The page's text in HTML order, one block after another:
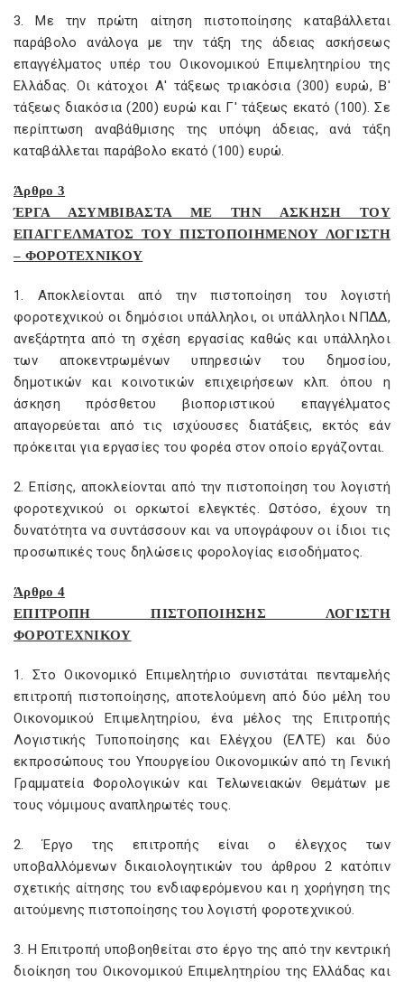
3. Με την πρώτη αίτηση πιστοποίησης καταβάλλεται
παράβολο ανάλογα με την τάξη της άδειας ασκήσεως
επαγγέλματος υπέρ του Οικονομικού Επιμελητηρίου της
Ελλάδας. Οι κάτοχοι Α' τάξεως τριακόσια (300) ευρώ, Β'
τάξεως διακόσια (200) ευρώ και Γ' τάξεως εκατό (100). Σε
περίπτωση αναβάθμισης της υπόψη άδειας, ανά τάξη
καταβάλλεται παράβολο εκατό (100) ευρώ.
Άρθρο 3
ΈΡΓΑ ΑΣΥΜΒΙΒΑΣΤΑ ΜΕ ΤΗΝ ΑΣΚΗΣΗ ΤΟΥ
ΕΠΑΓΓΕΛΜΑΤΟΣ ΤΟΥ ΠΙΣΤΟΠΟΙΗΜΕΝΟΥ ΛΟΓΙΣΤΗ
– ΦΟΡΟΤΕΧΝΙΚΟΥ
1. Αποκλείονται από την πιστοποίηση του λογιστή
φοροτεχνικού οι δημόσιοι υπάλληλοι, οι υπάλληλοι ΝΠΔΔ,
ανεξάρτητα από τη σχέση εργασίας καθώς και υπάλληλοι
των αποκεντρωμένων υπηρεσιών του δημοσίου,
δημοτικών και κοινοτικών επιχειρήσεων κλπ. όπου η
άσκηση πρόσθετου βιοποριστικού επαγγέλματος
απαγορεύεται από τις ισχύουσες διατάξεις, εκτός εάν
πρόκειται για εργασίες του φορέα στον οποίο εργάζονται.
2. Επίσης, αποκλείονται από την πιστοποίηση του λογιστή
φοροτεχνικού οι ορκωτοί ελεγκτές. Ωστόσο, έχουν τη
δυνατότητα να συντάσσουν και να υπογράφουν οι ίδιοι τις
προσωπικές τους δηλώσεις φορολογίας εισοδήματος.
Άρθρο 4
ΕΠΙΤΡΟΠΗ ΠΙΣΤΟΠΟΙΗΣΗΣ ΛΟΓΙΣΤΗ
ΦΟΡΟΤΕΧΝΙΚΟΥ
1. Στο Οικονομικό Επιμελητήριο συνιστάται πενταμελής
επιτροπή πιστοποίησης, αποτελούμενη από δύο μέλη του
Οικονομικού Επιμελητηρίου, ένα μέλος της Επιτροπής
Λογιστικής Τυποποίησης και Ελέγχου (ΕΛΤΕ) και δύο
εκπροσώπους του Υπουργείου Οικονομικών από τη Γενική
Γραμματεία Φορολογικών και Τελωνειακών Θεμάτων με
τους νόμιμους αναπληρωτές τους.
2. Έργο της επιτροπής είναι ο έλεγχος των
υποβαλλόμενων δικαιολογητικών του άρθρου 2 κατόπιν
σχετικής αίτησης του ενδιαφερόμενου και η χορήγηση της
αιτούμενης πιστοποίησης του λογιστή φοροτεχνικού.
3. Η Επιτροπή υποβοηθείται στο έργο της από την κεντρική
διοίκηση του Οικονομικού Επιμελητηρίου της Ελλάδας και